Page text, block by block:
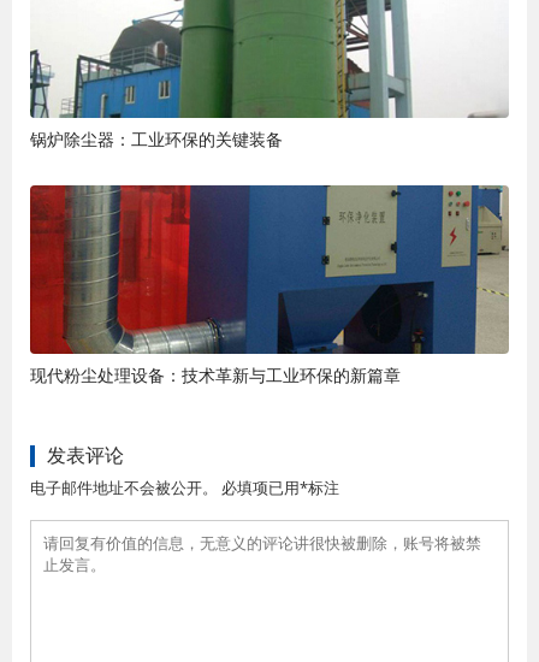
锅炉除尘器：工业环保的关键装备
现代粉尘处理设备：技术革新与工业环保的新篇章
发表评论
电子邮件地址不会被公开。 必填项已用*标注